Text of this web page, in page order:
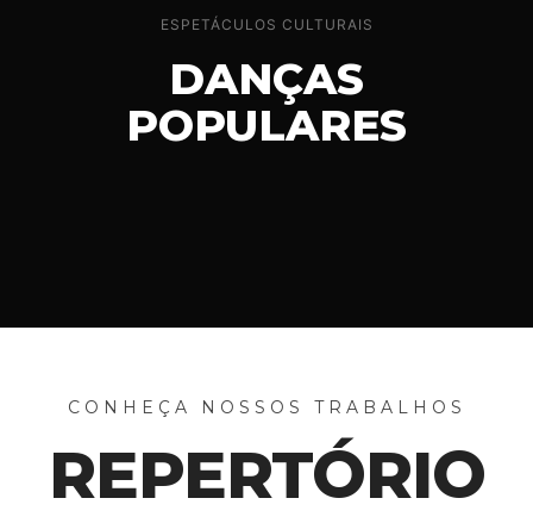
ESPETÁCULOS CULTURAIS
DANÇAS
POPULARES
CONHEÇA NOSSOS TRABALHOS
REPERTÓRIO